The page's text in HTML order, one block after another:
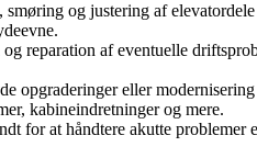
og justering af
reparation af eventuelle
opgraderinger eller
kabineindretninger og mere.
for at håndtere akutte